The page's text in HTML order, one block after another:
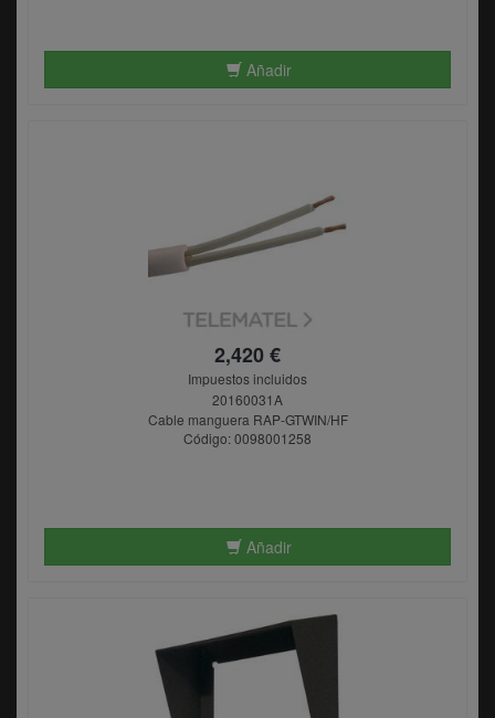
Añadir
2,420 €
Impuestos incluidos
20160031A
Cable manguera RAP-GTWIN/HF
Código: 0098001258
Añadir